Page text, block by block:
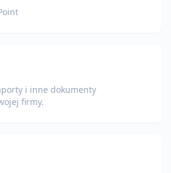
i inne dokumenty
firmy.